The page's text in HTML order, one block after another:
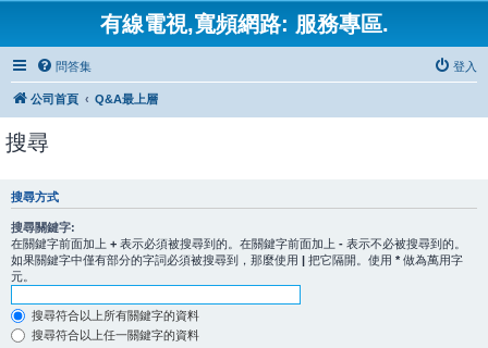
有線電視,寬頻網路: 服務專區.
問答集 登入
公司首頁 Q&A最上層
搜尋
搜尋方式
搜尋關鍵字:
在關鍵字前面加上 + 表示必須被搜尋到的。在關鍵字前面加上 - 表示不必被搜尋到的。
如果關鍵字中僅有部分的字詞必須被搜尋到，那麼使用 | 把它隔開。使用 * 做為萬用字
元。
搜尋符合以上所有關鍵字的資料
搜尋符合以上任一關鍵字的資料